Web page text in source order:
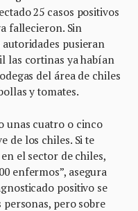
25 casos positivos
fallecieron. Sin
autoridades pusieran
las cortinas ya habían
del área de chiles
y tomates.
unas cuatro o cinco
de los chiles. Si te
el sector de chiles,
enfermos”, asegura
positivo se
pero sobre